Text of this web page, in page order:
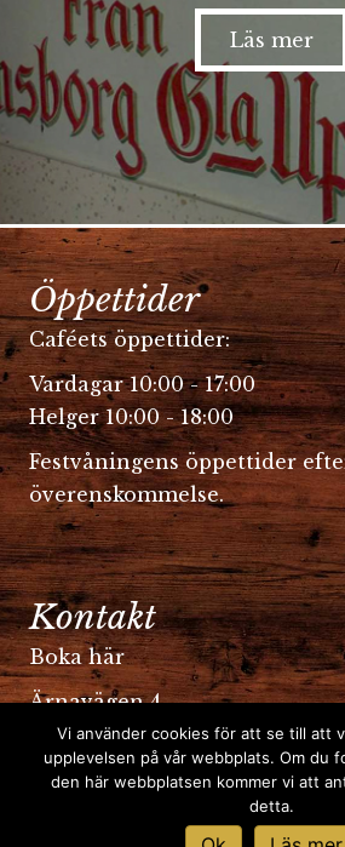
Läs mer
Öppettider
Caféets öppettider:
Vardagar 10:00 - 17:00
Helger 10:00 - 18:00
Festvåningens öppettider
överenskommelse.
Kontakt
Boka här
Ärnavägen 4
754 40 Uppsala
kontakt@odinsborg.se
Vi använder cookies för att se till att
upplevelsen på vår webbplats. Om du
den här webbplatsen kommer vi att
detta.